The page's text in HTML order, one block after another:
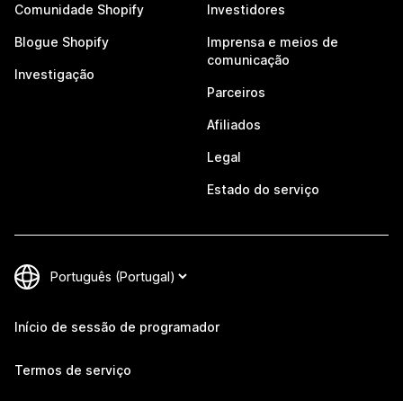
Comunidade Shopify
Blogue Shopify
Investigação
Investidores
Imprensa e meios de
comunicação
Parceiros
Afiliados
Legal
Estado do serviço
Início de sessão de programador
Termos de serviço